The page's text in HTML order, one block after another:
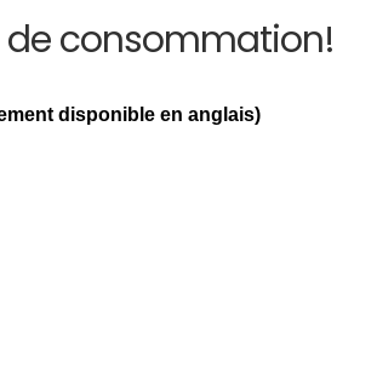
de consommation!
disponible en anglais)